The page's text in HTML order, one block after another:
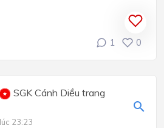
1 0
SGK Cánh Diều trang
23:23